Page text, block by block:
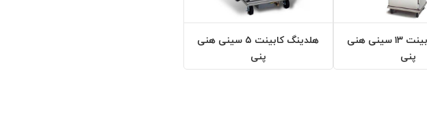
هلدینگ کابینت ۱۳ سینی هنی
پنی
هلدینگ کابینت ۵ سینی هنی
پنی